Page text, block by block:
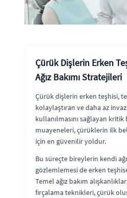
Çürük Dişlerin Erken
Ağız Bakımı Stratejileri
Çürük dişlerin erken teşhisi,
kolaylaştıran ve daha az
kullanılmasını sağlayan kritik
muayeneleri, çürüklerin ilk
için en güvenilir yoldur.
Bu süreçte bireylerin kendi
gözlemlemesi de erken
Temel ağız bakım
fırçalama teknikleri, çürük